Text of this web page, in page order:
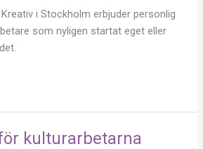
i Stockholm erbjuder personlig
som nyligen startat eget eller
kulturarbetarna